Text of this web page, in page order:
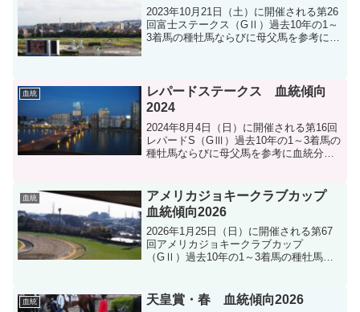
2023年10月21日（土）に開催される第26
回富士ステークス（GⅡ）過去10年の1～
3着馬の種牡馬ならびに母父馬を参考に血
血統
レパードステークス 血統傾向
2024
2024年8月4日（日）に開催される第16回
レパードS（GⅢ）過去10年の1～3着馬の
種牡馬ならびに母父馬を参考に血統分析
血統
アメリカジョキークラブカップ
血統傾向2026
2026年1月25日（日）に開催される第67
回アメリカジョキークラブカップ
（GⅡ）過去10年の1～3着馬の種牡馬な
血統 天皇賞・春 血統傾向2026